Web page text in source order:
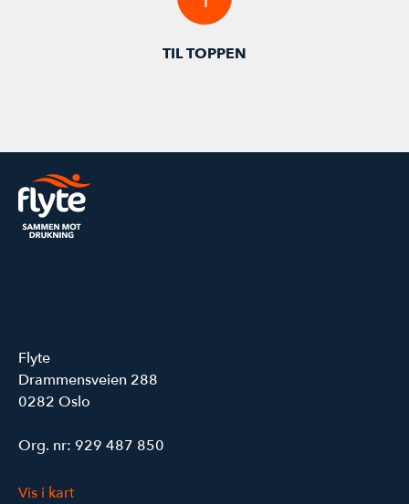
TIL TOPPEN
Flyte
Drammensveien 288
0282 Oslo
Org. nr: 929 487 850
Vis i kart